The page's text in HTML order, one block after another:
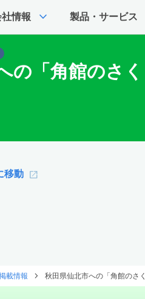
情報 expand_more 製品・サービス
の「角館のさ
移動
載情報 秋田県仙北市への「角館のさ